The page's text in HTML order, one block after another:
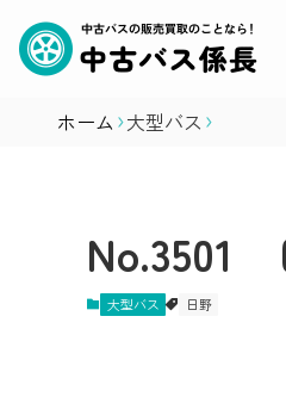
ホーム 大型バス
No.3501
大型バス 日野